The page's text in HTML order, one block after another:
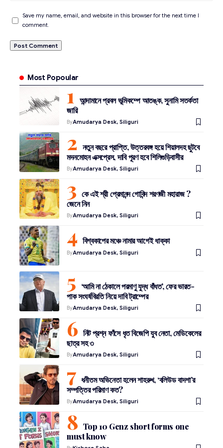
Save my name, email, and website in this browser for the next time I
comment.
Most Popoular
আন্দামানে প্রবল ভূমিকম্পে আতঙ্ক, সুনামি সতর্কতা
জারি
ByAmudarya Desk, Siliguri
নতুন বছরে প্রাপ্তি, উত্তরবঙ্গ হয়ে শিয়ালদহ ছুটবে
মদনমোহন এক্সপ্রেস, দাবি পূরণ হবে শিলিগুড়িবাসীর
ByAmudarya Desk, Siliguri
কে এই শ্রী প্রেমানন্দ গোবিন্দ শরণজী মহারাজ ?
জেনে নিন
ByAmudarya Desk, Siliguri
বিশ্বকাপের মঞ্চে নামার আগেই ধাক্কা
ByAmudarya Desk, Siliguri
‘আমি না ঠেকালে পরমাণু যুদ্ধ বাঁধত’, ফের ভারত-
পাক সংঘর্ষবিরতি নিয়ে দাবি ট্রাম্পের
ByAmudarya Desk, Siliguri
নিট প্রশ্ন ফাঁসে ধৃত বিজেপি যুব নেতা, মেডিকেলের
ছাত্র সহ ৩
ByAmudarya Desk, Siliguri
ধনীতম অভিনেতা হলেন শাহরুখ, ‘বলিউড বাদশা’র
সম্পত্তির পরিমাণ কত?
ByAmudarya Desk, Siliguri
Top 10 Genz short forms one
must know